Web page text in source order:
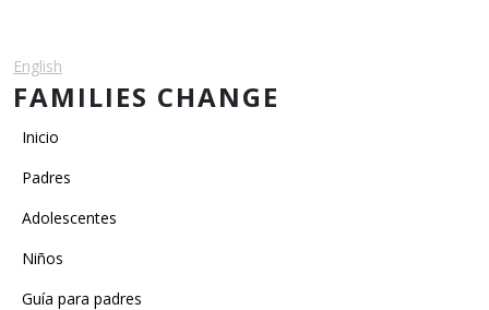
English
FAMILIES CHANGE
Main navigation
Inicio
Padres
Adolescentes
Niños
Main Categories
Guía para padres